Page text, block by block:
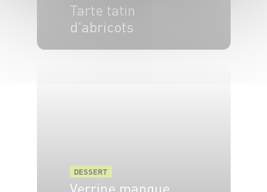
Tarte tatin
d'abricots
DESSERT